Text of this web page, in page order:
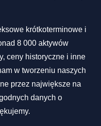
krótkoterminowe i
8 000 aktywów
ceny historyczne i inne
w tworzeniu naszych
przez największe na
danych o